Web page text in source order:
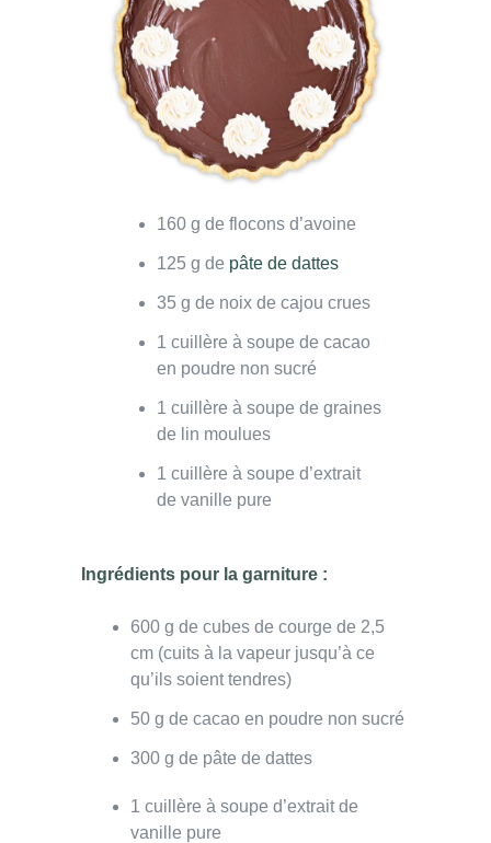
160 g de flocons d’avoine
125 g de pâte de dattes
35 g de noix de cajou crues
1 cuillère à soupe de cacao
en poudre non sucré
1 cuillère à soupe de graines
de lin moulues
1 cuillère à soupe d’extrait
de vanille pure
Ingrédients pour la garniture :
600 g de cubes de courge de 2,5
cm (cuits à la vapeur jusqu’à ce
qu’ils soient tendres)
50 g de cacao en poudre non sucré
300 g de pâte de dattes
1 cuillère à soupe d’extrait de
vanille pure